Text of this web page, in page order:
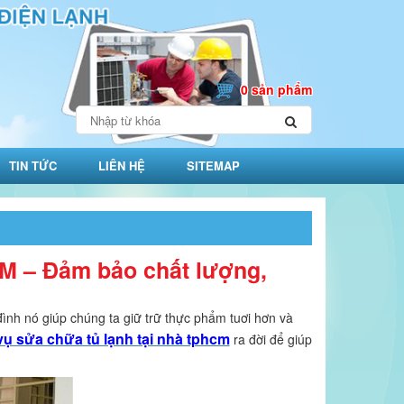
0 sản phẩm
TIN TỨC LIÊN HỆ SITEMAP
– Đảm bảo chất lượng,
nó giúp chúng ta giữ trữ thực phẩm tuơi hơn và
sửa chữa tủ lạnh tại nhà tphcm ra đời để giúp